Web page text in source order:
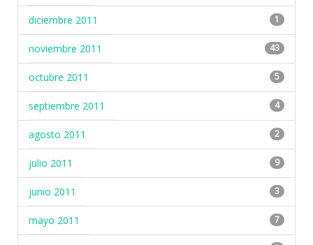
diciembre 2011 1
noviembre 2011 43
octubre 2011 5
septiembre 2011 4
agosto 2011 2
julio 2011 9
junio 2011 3
mayo 2011 7